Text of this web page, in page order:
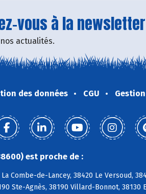
vous à la
actualités.
des données CGU
est proche de :
Combe-de-Lancey, 38420 Le Versoud,
Ste-Agnès, 38190 Villard-Bonnot, 38130